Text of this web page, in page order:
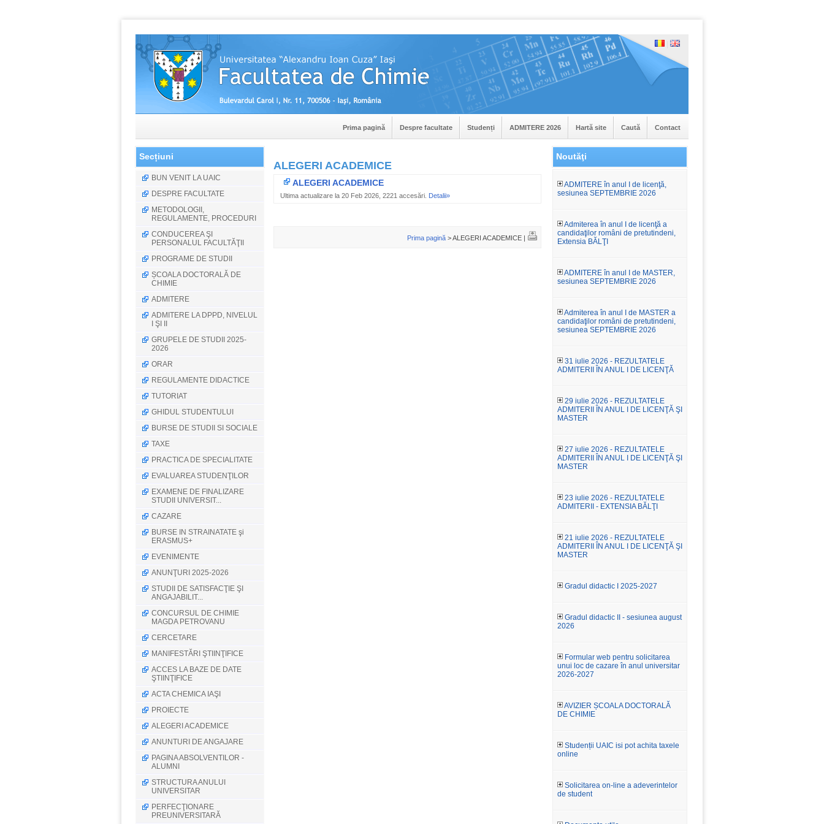
Prima pagină Despre facultate Studenți ADMITERE 2026 Hartă site Caută Contact
Secțiuni
BUN VENIT LA UAIC
DESPRE FACULTATE
METODOLOGII,
REGULAMENTE, PROCEDURI
CONDUCEREA ŞI
PERSONALUL FACULTĂŢII
PROGRAME DE STUDII
ȘCOALA DOCTORALĂ DE
CHIMIE
ADMITERE
ADMITERE LA DPPD, NIVELUL
I ŞI II
GRUPELE DE STUDII 2025-
2026
ORAR
REGULAMENTE DIDACTICE
TUTORIAT
GHIDUL STUDENTULUI
BURSE DE STUDII SI SOCIALE
TAXE
PRACTICA DE SPECIALITATE
EVALUAREA STUDENŢILOR
EXAMENE DE FINALIZARE
STUDII UNIVERSIT...
CAZARE
BURSE IN STRAINATATE şi
ERASMUS+
EVENIMENTE
ANUNŢURI 2025-2026
STUDII DE SATISFACŢIE ŞI
ANGAJABILIT...
CONCURSUL DE CHIMIE
MAGDA PETROVANU
CERCETARE
MANIFESTĂRI ŞTIINŢIFICE
ACCES LA BAZE DE DATE
ŞTIINŢIFICE
ACTA CHEMICA IAŞI
PROIECTE
ALEGERI ACADEMICE
ANUNTURI DE ANGAJARE
PAGINA ABSOLVENTILOR -
ALUMNI
STRUCTURA ANULUI
UNIVERSITAR
PERFECŢIONARE
PREUNIVERSITARĂ
ALEGERI ACADEMICE
ALEGERI ACADEMICE
Ultima actualizare la 20 Feb 2026, 2221 accesări. Detalii»
Prima pagină > ALEGERI ACADEMICE |
Noutăţi
ADMITERE în anul I de licenţă,
sesiunea SEPTEMBRIE 2026
Admiterea în anul I de licenţă a
candidaţilor români de pretutindeni,
Extensia BĂLŢI
ADMITERE în anul I de MASTER,
sesiunea SEPTEMBRIE 2026
Admiterea în anul I de MASTER a
candidaţilor români de pretutindeni,
sesiunea SEPTEMBRIE 2026
31 iulie 2026 - REZULTATELE
ADMITERII ÎN ANUL I DE LICENŢĂ
29 iulie 2026 - REZULTATELE
ADMITERII ÎN ANUL I DE LICENŢĂ ŞI
MASTER
27 iulie 2026 - REZULTATELE
ADMITERII ÎN ANUL I DE LICENŢĂ ŞI
MASTER
23 iulie 2026 - REZULTATELE
ADMITERII - EXTENSIA BĂLŢI
21 iulie 2026 - REZULTATELE
ADMITERII ÎN ANUL I DE LICENŢĂ ŞI
MASTER
Gradul didactic I 2025-2027
Gradul didactic II - sesiunea august
2026
Formular web pentru solicitarea
unui loc de cazare în anul universitar
2026-2027
AVIZIER ȘCOALA DOCTORALĂ
DE CHIMIE
Studenții UAIC isi pot achita taxele
online
Solicitarea on-line a adeverintelor
de student